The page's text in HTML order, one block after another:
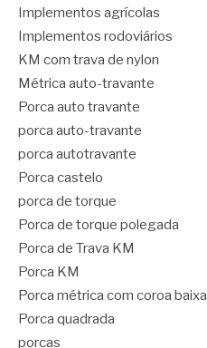
Implementos agrícolas
Implementos rodoviários
KM com trava de nylon
Métrica auto-travante
Porca auto travante
porca auto-travante
porca autotravante
Porca castelo
porca de torque
Porca de torque polegada
Porca de Trava KM
Porca KM
Porca métrica com coroa baixa
Porca quadrada
porcas